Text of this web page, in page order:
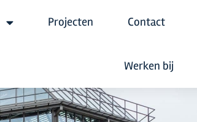
Projecten Contact
Werken bij